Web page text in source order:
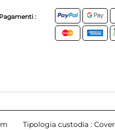
Pagamenti :
Tipologia custodia : Cover